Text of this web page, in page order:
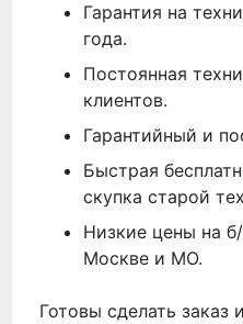
Гарантия на
года.
Постоянная
клиентов.
Гарантийный и
Быстрая
скупка старой
Низкие цены на
Москве и МО.
Готовы сделать заказ